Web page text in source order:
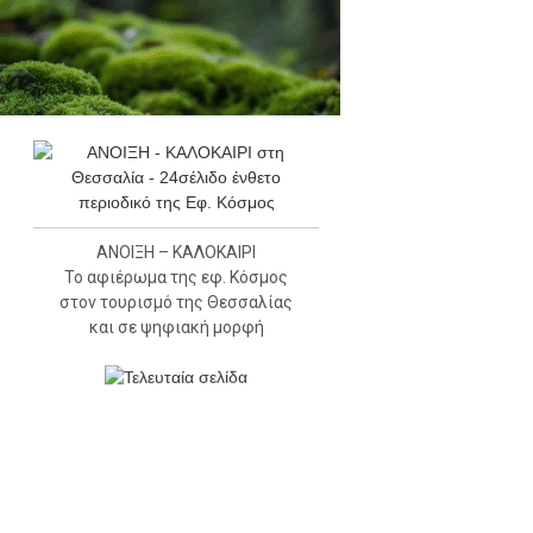
ΑΝΟΙΞΗ – ΚΑΛΟΚΑΙΡΙ
Το αφιέρωμα της εφ. Κόσμος
στον τουρισμό της Θεσσαλίας
και σε ψηφιακή μορφή